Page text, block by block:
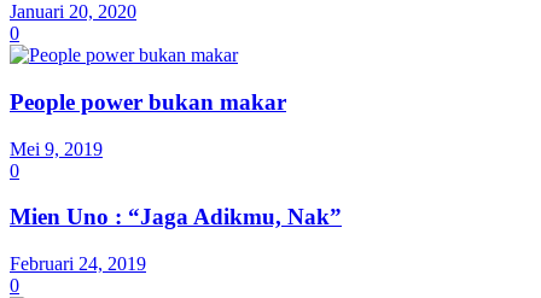
Januari 20, 2020
0
People power bukan makar
Mei 9, 2019
0
Mien Uno : “Jaga Adikmu, Nak”
Februari 24, 2019
0